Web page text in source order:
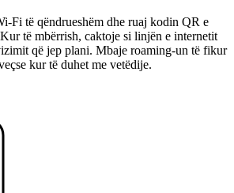
Fi të qëndrueshëm dhe ruaj kodin QR e
të mbërrish, caktoje si linjën e internetit
që jep plani. Mbaje roaming-un të fikur
kur të duhet me vetëdije.